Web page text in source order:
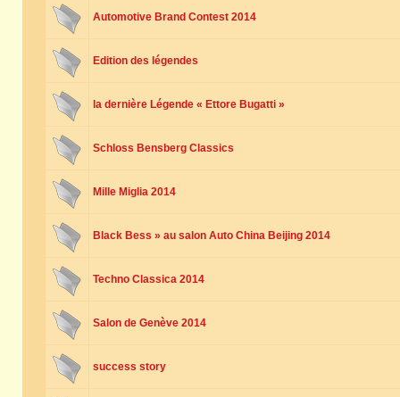
Automotive Brand Contest 2014
Edition des légendes
la dernière Légende « Ettore Bugatti »
Schloss Bensberg Classics
Mille Miglia 2014
Black Bess » au salon Auto China Beijing 2014
Techno Classica 2014
Salon de Genève 2014
success story